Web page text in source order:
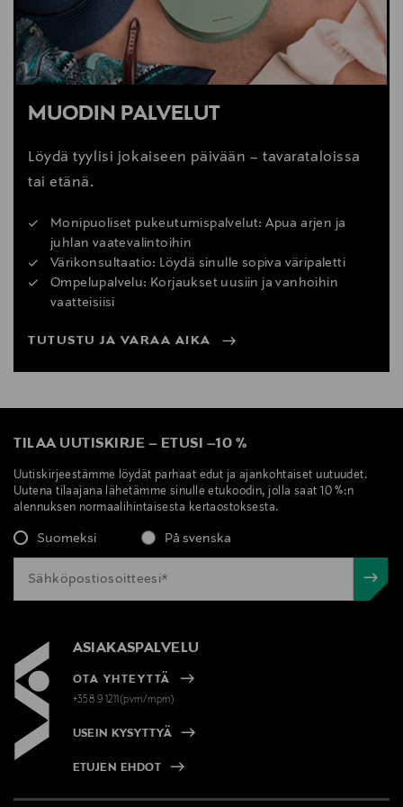
MUODIN PALVELUT
Löydä tyylisi jokaiseen päivään – tavarataloissa
tai etänä.
Monipuoliset pukeutumispalvelut: Apua arjen ja
juhlan vaatevalintoihin
Värikonsultaatio: Löydä sinulle sopiva väripaletti
Ompelupalvelu: Korjaukset uusiin ja vanhoihin
vaatteisiisi
TUTUSTU JA VARAA AIKA
TILAA UUTISKIRJE – ETUSI –10 %
Uutiskirjeestämme löydät parhaat edut ja ajankohtaiset uutuudet.
Uutena tilaajana lähetämme sinulle etukoodin, jolla saat 10 %:n
alennuksen normaalihintaisesta kertaostoksesta.
Suomeksi På svenska
ASIAKASPALVELU
OTA YHTEYTTÄ
+358 9 1211(pvm/mpm)
USEIN KYSYTTYÄ
ETUJEN EHDOT